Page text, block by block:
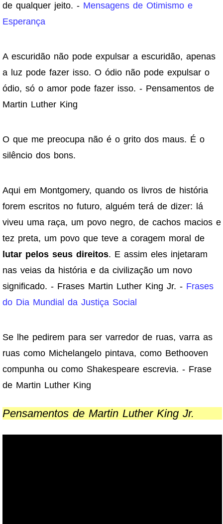
de qualquer jeito. - Mensagens de Otimismo e
Esperança
A escuridão não pode expulsar a escuridão, apenas
a luz pode fazer isso. O ódio não pode expulsar o
ódio, só o amor pode fazer isso. - Pensamentos de
Martin Luther King
O que me preocupa não é o grito dos maus. É o
silêncio dos bons.
Aqui em Montgomery, quando os livros de história
forem escritos no futuro, alguém terá de dizer: lá
viveu uma raça, um povo negro, de cachos macios e
tez preta, um povo que teve a coragem moral de
lutar pelos seus direitos. E assim eles injetaram
nas veias da história e da civilização um novo
significado. - Frases Martin Luther King Jr. - Frases
do Dia Mundial da Justiça Social
Se lhe pedirem para ser varredor de ruas, varra as
ruas como Michelangelo pintava, como Bethooven
compunha ou como Shakespeare escrevia. - Frase
de Martin Luther King
Pensamentos de Martin Luther King Jr.